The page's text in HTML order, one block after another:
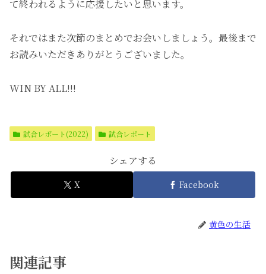
て終われるように応援したいと思います。
それではまた次節のまとめでお会いしましょう。最後まで
お読みいただきありがとうございました。
WIN BY ALL!!!
試合レポート(2022) 試合レポート
シェアする
X Facebook
黄色の生活
関連記事